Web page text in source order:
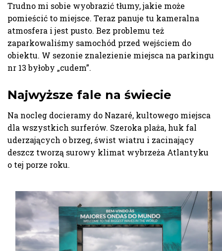
Trudno mi sobie wyobrazić tłumy, jakie może
pomieścić to miejsce. Teraz panuje tu kameralna
atmosfera i jest pusto. Bez problemu też
zaparkowaliśmy samochód przed wejściem do
obiektu. W sezonie znalezienie miejsca na parkingu
nr 13 byłoby „cudem”.
Najwyższe fale na świecie
Na nocleg docieramy do Nazaré, kultowego miejsca
dla wszystkich surferów. Szeroka plaża, huk fal
uderzających o brzeg, świst wiatru i zacinający
deszcz tworzą surowy klimat wybrzeża Atlantyku
o tej porze roku.